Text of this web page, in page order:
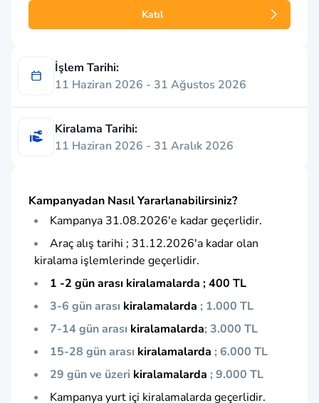
Katıl
İşlem Tarihi:
11 Haziran 2026 - 31 Ağustos 2026
Kiralama Tarihi:
11 Haziran 2026 - 31 Aralık 2026
Kampanyadan Nasıl Yararlanabilirsiniz?
Kampanya 31.08.2026'e kadar geçerlidir.
Araç alış tarihi ; 31.12.2026'a kadar olan
kiralama işlemlerinde geçerlidir.
1 -2 gün arası kiralamalarda ; 400 TL
3-6 gün arası kiralamalarda ; 1.000 TL
7-14 gün arası kiralamalarda; 3.000 TL
15-28 gün arası kiralamalarda ; 6.000 TL
29 gün ve üzeri kiralamalarda ; 9.000 TL
Kampanya yurt içi kiralamalarda geçerlidir.